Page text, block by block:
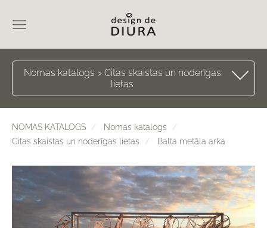
Nomas katalogs > Citas skaistas un noderīgas
lietas
NOMAS KATALOGS
Nomas katalogs
Citas skaistas un noderīgas lietas
Balta metāla arka